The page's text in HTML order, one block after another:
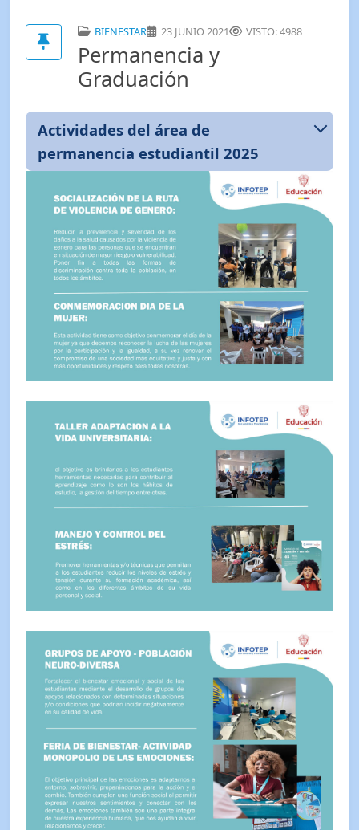
BIENESTAR 23 JUNIO 2021 VISTO: 4988
Permanencia y
Graduación
Actividades del área de
permanencia estudiantil 2025